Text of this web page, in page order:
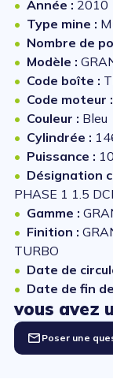
Année : 2010
Type mine :
Nombre de
Modèle :
Code boîte :
Code moteur :
Couleur : Bleu
Cylindrée :
Puissance :
Désignation
PHASE 1 1.5
Gamme :
Finition :
TURBO
Date de
Date de fin
vous avez
Poser une